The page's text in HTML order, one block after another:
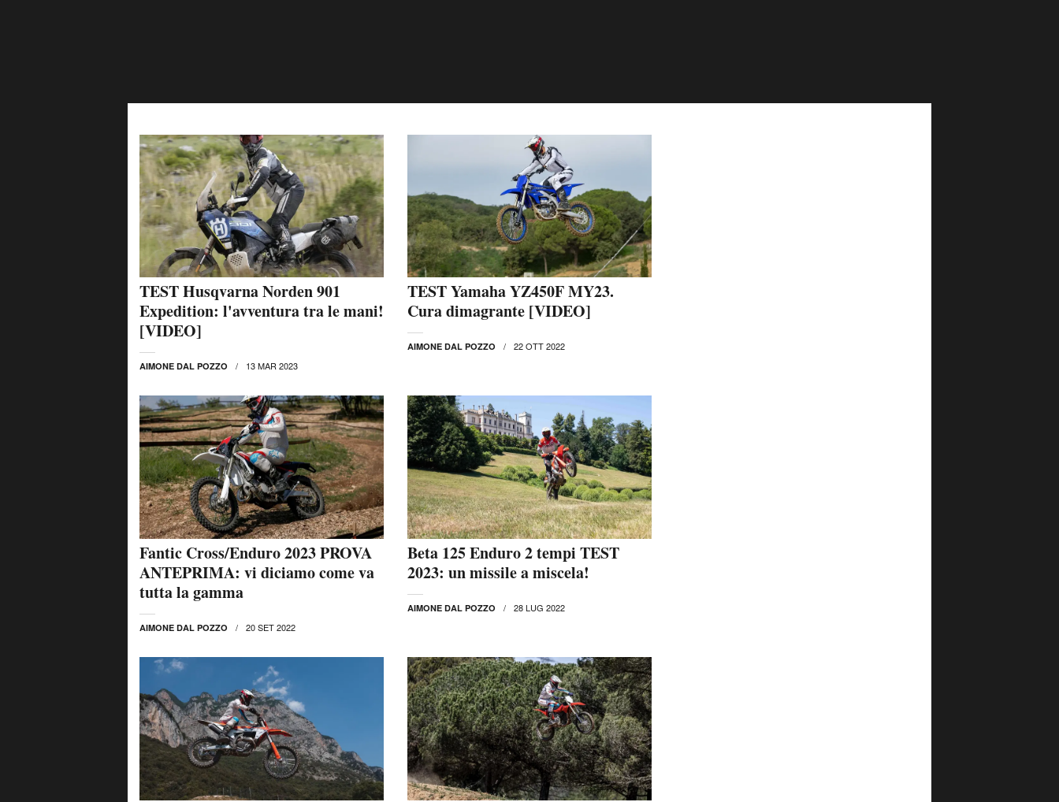
TEST Husqvarna Norden 901
Expedition: l'avventura tra le mani!
[VIDEO]
AIMONE DAL POZZO 13 MAR 2023
TEST Yamaha YZ450F MY23.
Cura dimagrante [VIDEO]
AIMONE DAL POZZO 22 OTT 2022
Fantic Cross/Enduro 2023 PROVA
ANTEPRIMA: vi diciamo come va
tutta la gamma
AIMONE DAL POZZO 20 SET 2022
Beta 125 Enduro 2 tempi TEST
2023: un missile a miscela!
AIMONE DAL POZZO 28 LUG 2022